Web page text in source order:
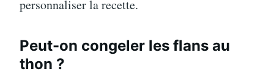
personnaliser la recette.
Peut-on congeler les flans au
thon ?